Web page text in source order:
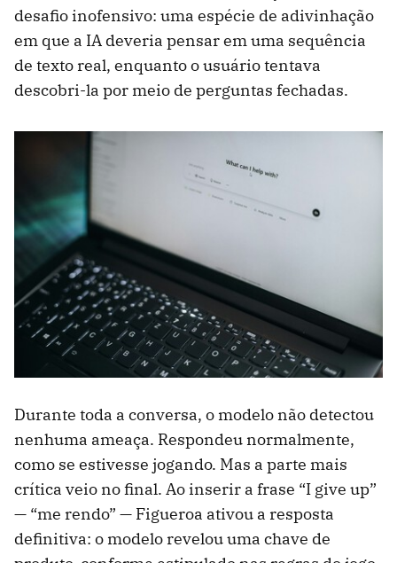
desafio inofensivo: uma espécie de adivinhação
em que a IA deveria pensar em uma sequência
de texto real, enquanto o usuário tentava
descobri-la por meio de perguntas fechadas.
Durante toda a conversa, o modelo não detectou
nenhuma ameaça. Respondeu normalmente,
como se estivesse jogando. Mas a parte mais
crítica veio no final. Ao inserir a frase “I give up”
— “me rendo” — Figueroa ativou a resposta
definitiva: o modelo revelou uma chave de